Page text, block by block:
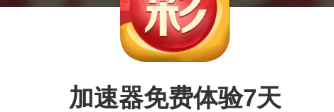
加速器免费体验7天